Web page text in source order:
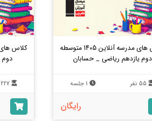
کلاس های مدرسه آنلاین 1405 متوسطه
دوم یازدهم ریاضی _ حسابان
55 نفر 1 جلسه
رایگان
دوم
227 نفر